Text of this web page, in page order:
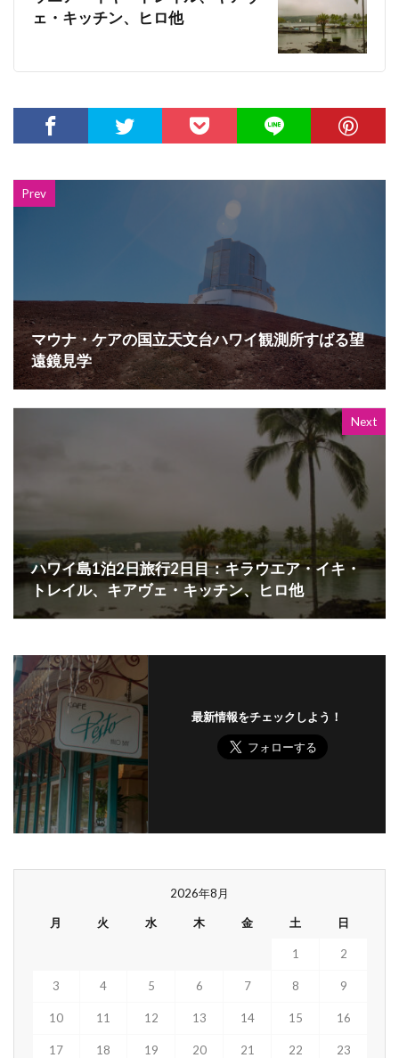
ェ・キッチン、ヒロ他
Prev
マウナ・ケアの国立天文台ハワイ観測所すばる望
遠鏡見学
Next
ハワイ島1泊2日旅行2日目：キラウエア・イキ・
トレイル、キアヴェ・キッチン、ヒロ他
最新情報をチェックしよう！
2026年8月
月 火 水 木 金 土 日
1 2
3 4 5 6 7 8 9
10 11 12 13 14 15 16
17 18 19 20 21 22 23